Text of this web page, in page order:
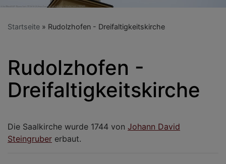
Startseite Rudolzhofen - Dreifaltigkeitskirche
Rudolzhofen -
Dreifaltigkeitskirche
Die Saalkirche wurde 1744 von Johann David
Steingruber erbaut.